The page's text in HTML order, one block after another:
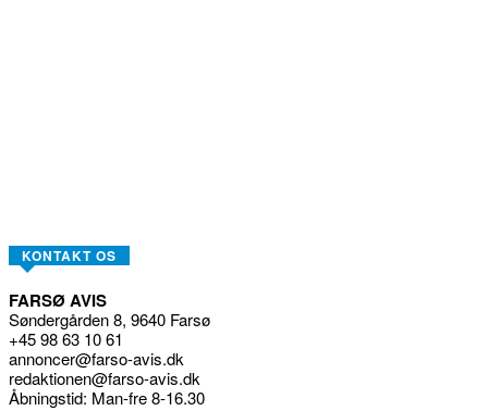
KONTAKT OS
FARSØ AVIS
Søndergården 8, 9640 Farsø
+45 98 63 10 61
annoncer@farso-avis.dk
redaktionen@farso-avis.dk
Åbningstid: Man-fre 8-16.30